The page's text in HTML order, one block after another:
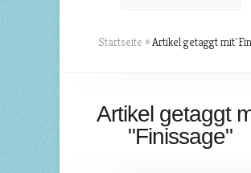
Startseite »Artikel getaggt mit"
Artikel getaggt
"Finissage"